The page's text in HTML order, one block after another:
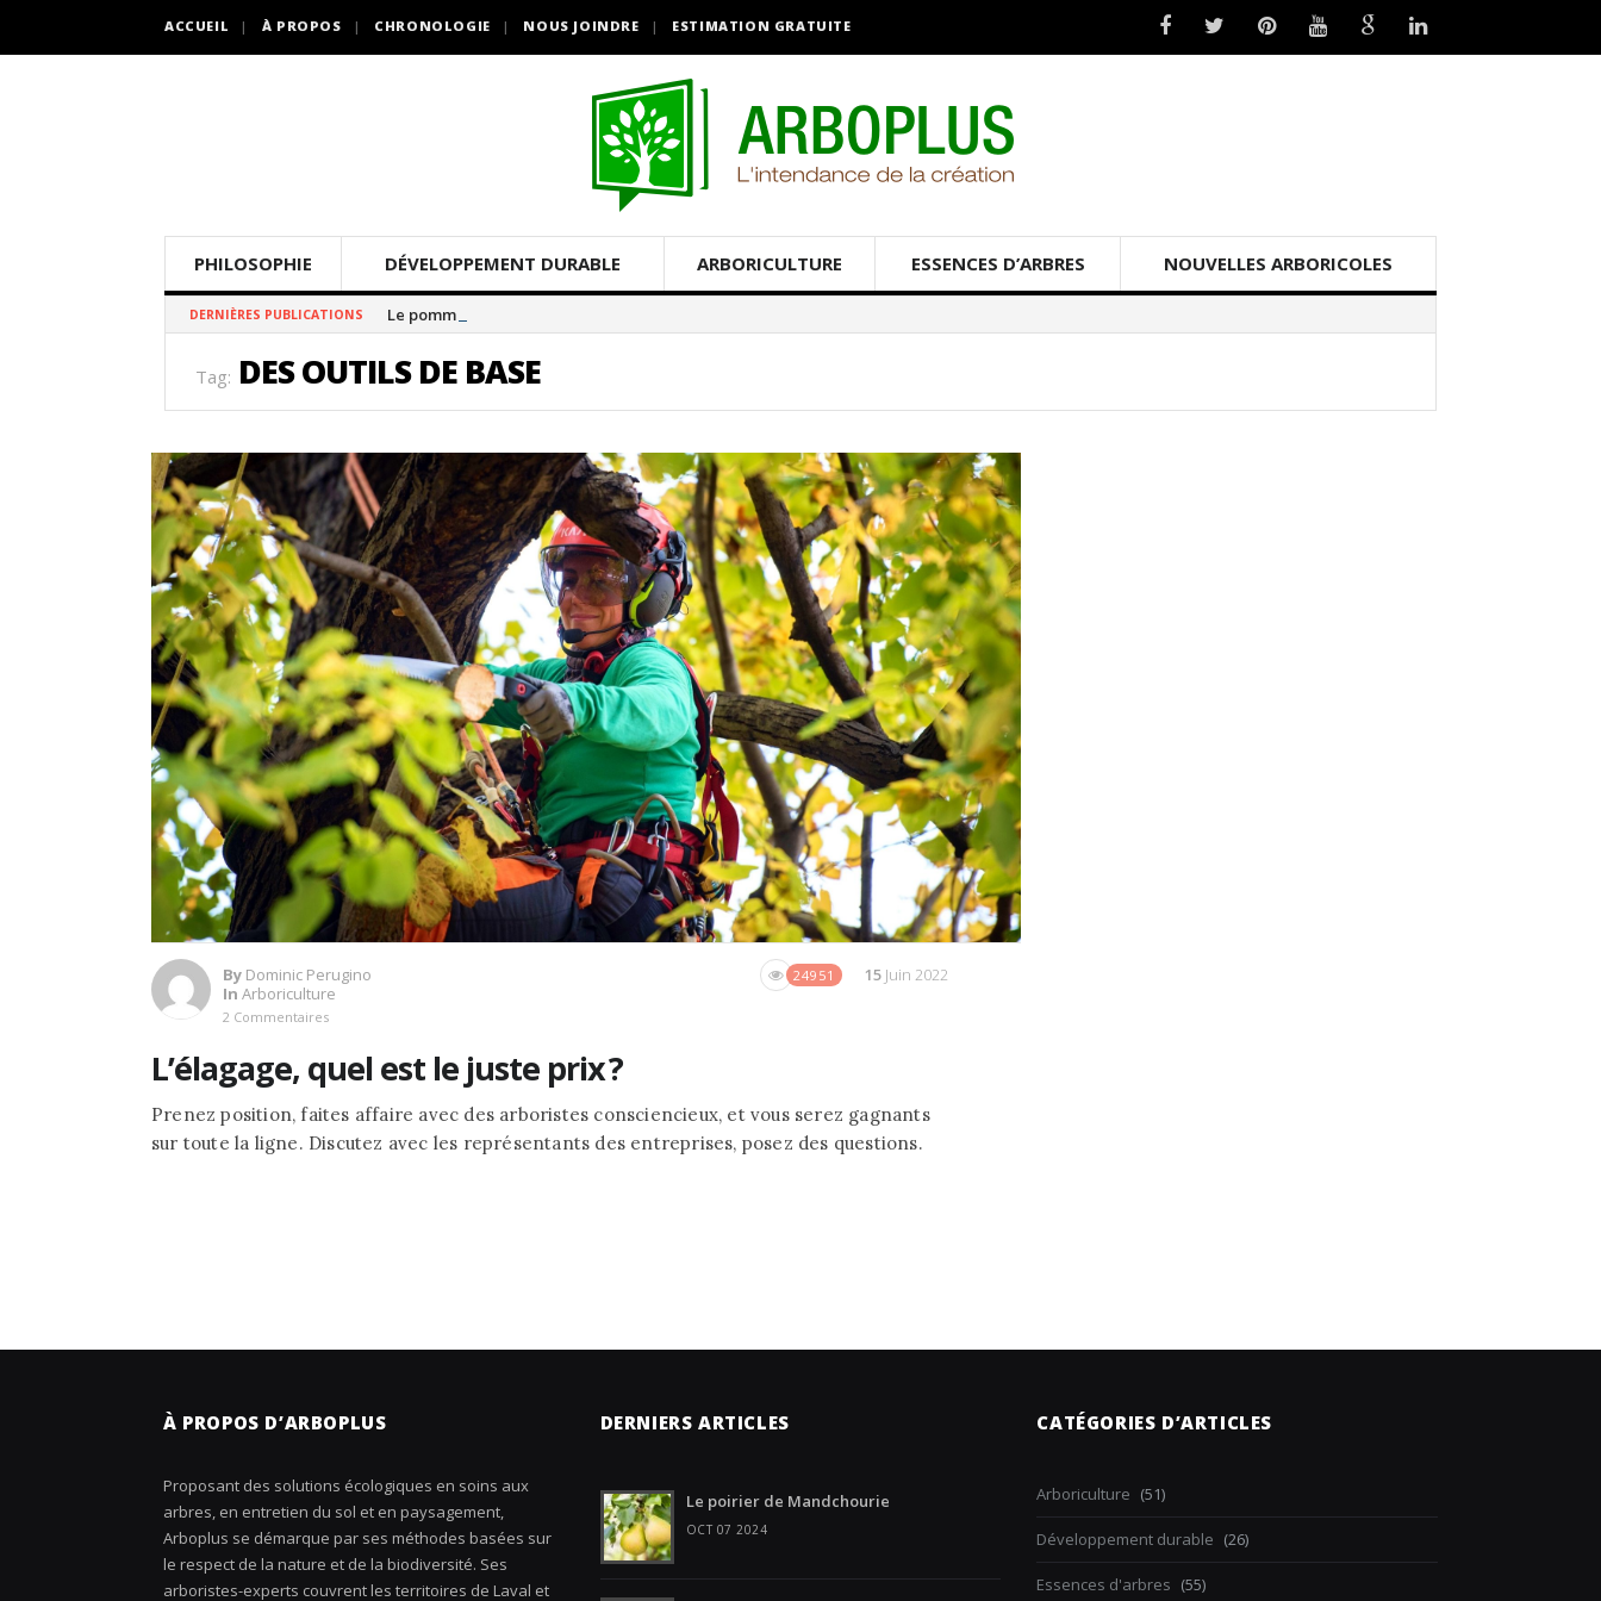
ACCUEIL À PROPOS CHRONOLOGIE NOUS JOINDRE ESTIMATION GRATUITE
PHILOSOPHIE DÉVELOPPEMENT DURABLE ARBORICULTURE ESSENCES D’ARBRES NOUVELLES ARBORICOLES
DERNIÈRES PUBLICATIONS Le pommier thé
Tag: DES OUTILS DE BASE
By Dominic Perugino
In Arboriculture
2 Commentaires
24951 15 Juin 2022
L’élagage, quel est le juste prix ?
Prenez position, faites affaire avec des arboristes consciencieux, et vous serez gagnants
sur toute la ligne. Discutez avec les représentants des entreprises, posez des questions.
À PROPOS D’ARBOPLUS
Proposant des solutions écologiques en soins aux
arbres, en entretien du sol et en paysagement,
Arboplus se démarque par ses méthodes basées sur
le respect de la nature et de la biodiversité. Ses
arboristes-experts couvrent les territoires de Laval et
DERNIERS ARTICLES
Le poirier de Mandchourie
OCT 07 2024
CATÉGORIES D’ARTICLES
Arboriculture (51)
Développement durable (26)
Essences d'arbres (55)